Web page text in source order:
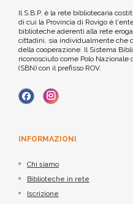
Il S.B.P. è la rete bibliotecaria
di cui la Provincia di Rovigo è
biblioteche aderenti alla rete
cittadini, sia individualmente che
della cooperazione. Il Sistema
riconosciuto come Polo
(SBN) con il prefisso ROV.
INFORMAZIONI
Chi siamo
Biblioteche in rete
Iscrizione